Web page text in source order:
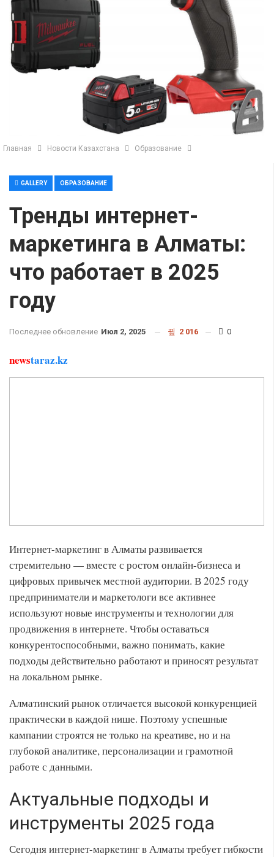
Главная Новости Казахстана Образование
GALLERY ОБРАЗОВАНИЕ
Тренды интернет-
маркетинга в Алматы:
что работает в 2025
году
Последнее обновление Июл 2, 2025 2 016 0
newstaraz.kz
Интернет-маркетинг в Алматы развивается
стремительно — вместе с ростом онлайн-бизнеса и
цифровых привычек местной аудитории. В 2025 году
предприниматели и маркетологи все активнее
используют новые инструменты и технологии для
продвижения в интернете. Чтобы оставаться
конкурентоспособными, важно понимать, какие
подходы действительно работают и приносят результат
на локальном рынке.
Алматинский рынок отличается высокой конкуренцией
практически в каждой нише. Поэтому успешные
кампании строятся не только на креативе, но и на
глубокой аналитике, персонализации и грамотной
работе с данными.
Актуальные подходы и
инструменты 2025 года
Сегодня интернет-маркетинг в Алматы требует гибкости